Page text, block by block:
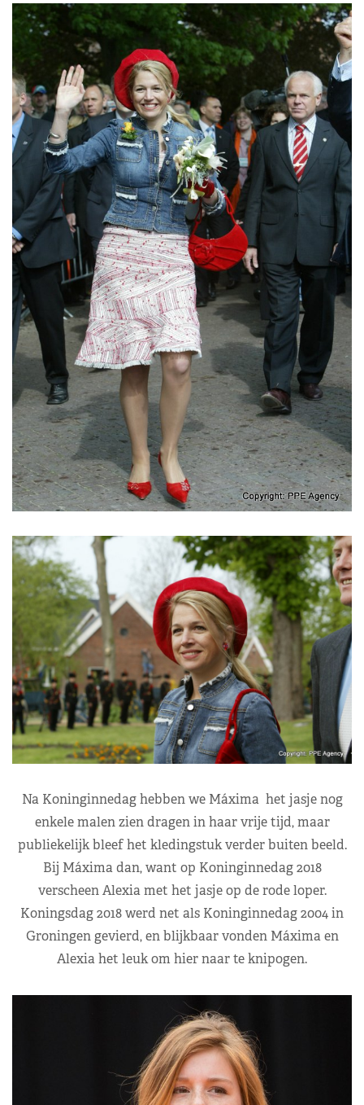
Na Koninginnedag hebben we Máxima het jasje nog
enkele malen zien dragen in haar vrije tijd, maar
publiekelijk bleef het kledingstuk verder buiten beeld.
Bij Máxima dan, want op Koninginnedag 2018
verscheen Alexia met het jasje op de rode loper.
Koningsdag 2018 werd net als Koninginnedag 2004 in
Groningen gevierd, en blijkbaar vonden Máxima en
Alexia het leuk om hier naar te knipogen.